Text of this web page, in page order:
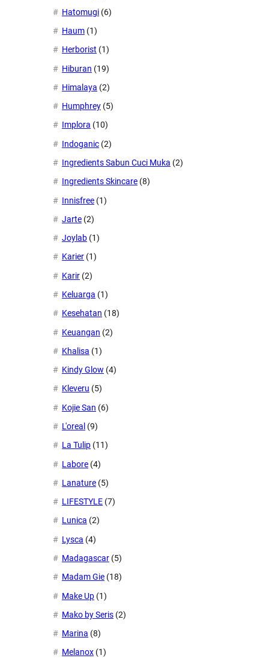
Hatomugi (6)
Haum (1)
Herborist (1)
Hiburan (19)
Himalaya (2)
Humphrey (5)
Implora (10)
Indoganic (2)
Ingredients Sabun Cuci Muka (2)
Ingredients Skincare (8)
Innisfree (1)
Jarte (2)
Joylab (1)
Karier (1)
Karir (2)
Keluarga (1)
Kesehatan (18)
Keuangan (2)
Khalisa (1)
Kindy Glow (4)
Kleveru (5)
Kojie San (6)
L'oreal (9)
La Tulip (11)
Labore (4)
Lanature (5)
LIFESTYLE (7)
Lunica (2)
Lysca (4)
Madagascar (5)
Madam Gie (18)
Make Up (1)
Mako by Seris (2)
Marina (8)
Melanox (1)